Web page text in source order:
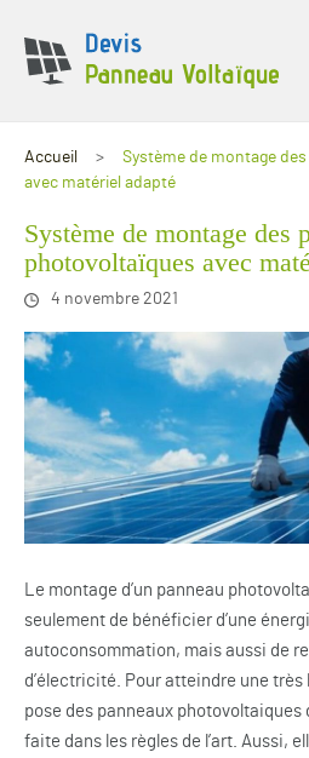
Accueil
Système de montage
avec matériel adapté
Système de montage des
photovoltaïques avec
4 novembre 2021
Le montage d’un panneau
seulement de bénéficier d’une
autoconsommation, mais aussi de
d’électricité. Pour atteindre une très
pose des panneaux
faite dans les règles de l’art. Aussi,